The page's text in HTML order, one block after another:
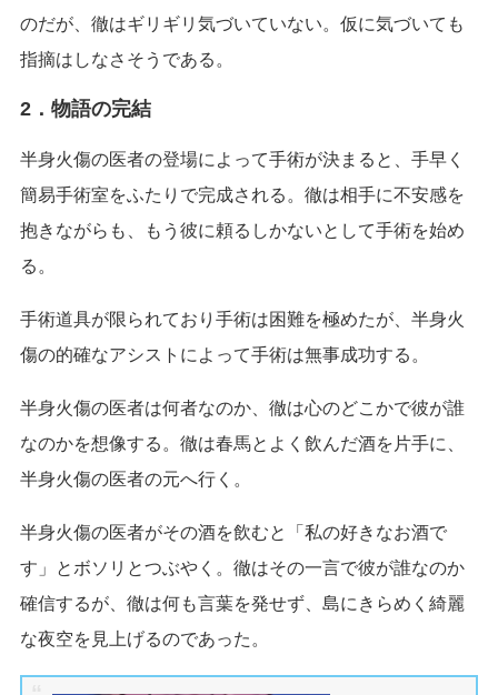
のだが、徹はギリギリ気づいていない。仮に気づいても
指摘はしなさそうである。
2．物語の完結
半身火傷の医者の登場によって手術が決まると、手早く
簡易手術室をふたりで完成される。徹は相手に不安感を
抱きながらも、もう彼に頼るしかないとして手術を始め
る。
手術道具が限られており手術は困難を極めたが、半身火
傷の的確なアシストによって手術は無事成功する。
半身火傷の医者は何者なのか、徹は心のどこかで彼が誰
なのかを想像する。徹は春馬とよく飲んだ酒を片手に、
半身火傷の医者の元へ行く。
半身火傷の医者がその酒を飲むと「私の好きなお酒で
す」とボソリとつぶやく。徹はその一言で彼が誰なのか
確信するが、徹は何も言葉を発せず、島にきらめく綺麗
な夜空を見上げるのであった。